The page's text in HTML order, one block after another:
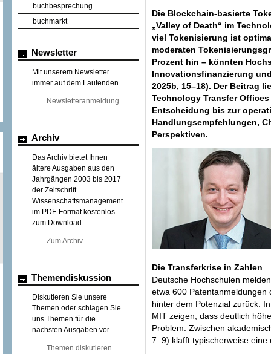
buchbesprechung
buchmarkt
Newsletter
Mit unserem Newsletter
immer auf dem Laufenden.
Newsletteranmeldung
Archiv
Das Archiv bietet Ihnen
ältere Ausgaben aus den
Jahrgängen 2003 bis 2017
der Zeitschrift
Wissenschaftsmanagement
im PDF-Format kostenlos
zum Download.
Zum Archiv
Themendiskussion
Diskutieren Sie unsere
Themen oder schlagen Sie
uns Themen für die
nächsten Ausgaben vor.
Themen diskutieren
Die Blockchain-basierte
„Valley of Death“ im
viel Tokenisierung ist
moderaten
Prozent hin – könnten
Innovationsfinanzierung
2025b, 15–18). Der Beitrag
Technology Transfer
Entscheidung bis zur
Handlungsempfehlungen,
Perspektiven.
Die Transferkrise in Zahlen
Deutsche Hochschulen
etwa 600 Patentanmeldungen
hinter dem Potenzial zurück.
MIT zeigen, dass deutlich
Problem: Zwischen
7–9) klafft typischerweise